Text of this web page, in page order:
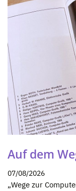
Auf dem
07/08/2026
„Wege zur